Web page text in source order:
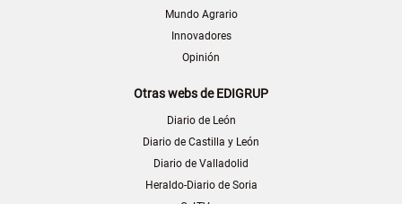
Mundo Agrario
Innovadores
Opinión
Otras webs de EDIGRUP
Diario de León
Diario de Castilla y León
Diario de Valladolid
Heraldo-Diario de Soria